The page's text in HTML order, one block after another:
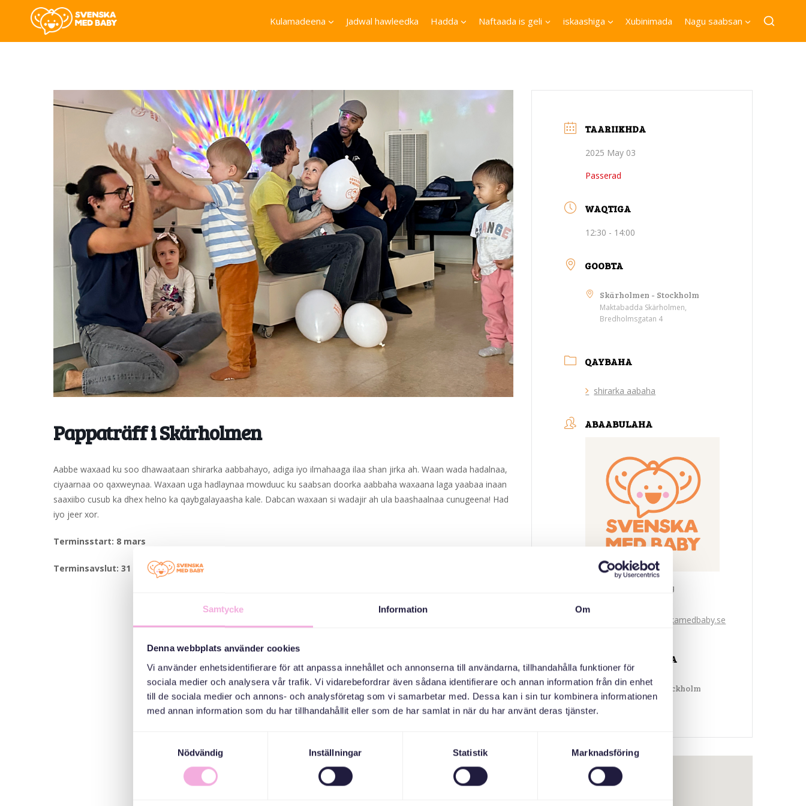
Samtycke Information Om
Denna webbplats använder cookies
Vi använder enhetsidentifierare för att anpassa innehållet och annonserna till användarna, tillhandahålla funktioner för
sociala medier och analysera vår trafik. Vi vidarebefordrar även sådana identifierare och annan information från din enhet
till de sociala medier och annons- och analysföretag som vi samarbetar med. Dessa kan i sin tur kombinera informationen
med annan information som du har tillhandahållit eller som de har samlat in när du har använt deras tjänster.
Nödvändig
Inställningar Statistik Marknadsföring
Kulamadeena Jadwal hawleedka Hadda Naftaada is geli iskaashiga Xubinimada Nagu saabsan
Pappaträff i Skärholmen
Aabbe waxaad ku soo dhawaataan shirarka aabbahayo, adiga iyo ilmahaaga ilaa shan jirka ah. Waan wada hadalnaa,
ciyaarnaa oo qaxweynaa. Waxaan uga hadlaynaa mowduuc ku saabsan doorka aabbaha waxaana laga yaabaa inaan
saaxiibo cusub ka dhex helno ka qaybgalayaasha kale. Dabcan waxaan si wadajir ah ula baashaalnaa cunugeena! Had
iyo jeer xor.
Terminsstart: 8 mars
Terminsavslut: 31 maj
TAARIIKHDA
2025 May 03
Passerad
WAQTIGA
12:30 - 14:00
GOOBTA
Skärholmen - Stockholm
Maktabadda Skärholmen,
Bredholmsgatan 4
QAYBAHA
shirarka aabaha
ABAABULAHA
Svenska med baby
bokningen@svenskamedbaby.se
ABAABULAYAASHA
Länsstyrelsen Stockholm